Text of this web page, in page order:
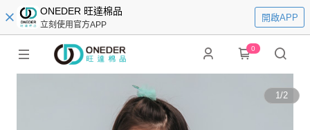
ONEDER 旺達棉品
立刻使用官方APP
開啟APP
0
1/2